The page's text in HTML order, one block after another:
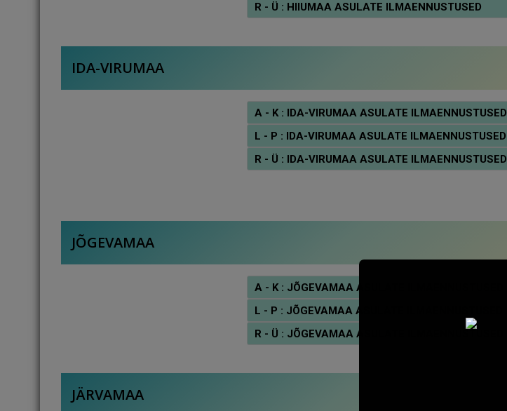
R - Ü : HIIUMAA ASULATE ILMAENNUSTUSED
IDA-VIRUMAA
A - K : IDA-VIRUMAA ASULATE ILMAENNUSTUSED
L - P : IDA-VIRUMAA ASULATE ILMAENNUSTUSED
R - Ü : IDA-VIRUMAA ASULATE ILMAENNUSTUSED
JÕGEVAMAA
A - K : JÕGEVAMAA ASULATE ILMAENNUSTUSED
L - P : JÕGEVAMAA ASULATE ILMAENNUSTUSED
R - Ü : JÕGEVAMAA ASULATE ILMAENNUSTUSED
JÄRVAMAA